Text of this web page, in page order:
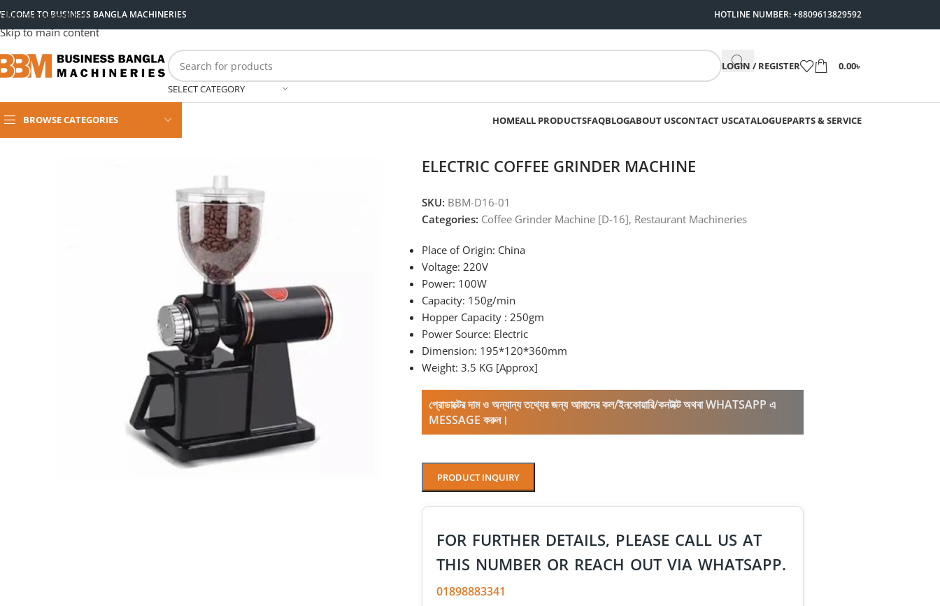
Skip to navigation
Skip to main content
TO BUSINESS BANGLA MACHINERIES HOTLINE NUMBER: +8809613829592
SELECT CATEGORY
LOGIN / REGISTER 0.00৳
BROWSE CATEGORIES HOMEALL PRODUCTSFAQBLOGABOUT USCONTACT USCATALOGUEPARTS & SERVICE
ELECTRIC COFFEE GRINDER MACHINE
SKU: BBM-D16-01
Categories: Coffee Grinder Machine [D-16], Restaurant Machineries
Place of Origin: China
Voltage: 220V
Power: 100W
Capacity: 150g/min
Hopper Capacity : 250gm
Power Source: Electric
Dimension: 195*120*360mm
Weight: 3.5 KG [Approx]
প্রোডাক্টের দাম ও অন্যান্য তথ্যের জন্য আমাদের কল/ইনকোয়ারি/কনটাক্ট অথবা WHATSAPP এ
MESSAGE করুন।
PRODUCT INQUIRY
FOR FURTHER DETAILS, PLEASE CALL US AT
THIS NUMBER OR REACH OUT VIA WHATSAPP.
01898883341